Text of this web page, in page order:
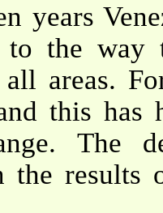
years
to the way
areas.
this has
The
the results